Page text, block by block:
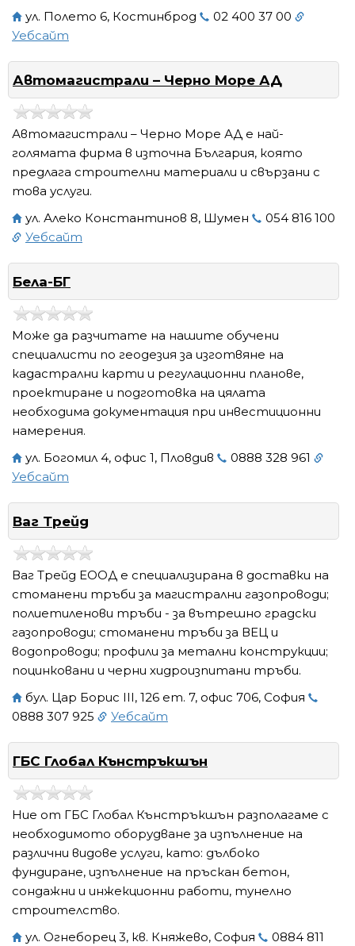
ул. Полето 6, Костинброд
02 400 37 00
Уебсайт
Автомагистрали – Черно Море АД
Автомагистрали – Черно Море АД е най-
голямата фирма в източна България, която
предлага строителни материали и свързани с
това услуги.
ул. Алеко Константинов 8, Шумен
054 816 100
Уебсайт
Бела-БГ
Може да разчитате на нашите обучени
специалисти по геодезия за изготвяне на
кадастрални карти и регулационни планове,
проектиране и подготовка на цялата
необходима документация при инвестиционни
намерения.
ул. Богомил 4, офис 1, Пловдив
0888 328 961
Уебсайт
Ваг Трейд
Ваг Трейд ЕООД е специализирана в доставки на
стоманени тръби за магистрални газопроводи;
полиетиленови тръби - за вътрешно градски
газопроводи; стоманени тръби за ВЕЦ и
водопроводи; профили за метални конструкции;
поцинковани и черни хидроизпитани тръби.
бул. Цар Борис III, 126 ет. 7, офис 706, София
0888 307 925
Уебсайт
ГБС Глобал Кънстръкшън
Ние от ГБС Глобал Кънстръкшън разполагаме с
необходимото оборудване за изпълнение на
различни видове услуги, като: дълбоко
фундиране, изпълнение на пръскан бетон,
сондажни и инжекционни работи, тунелно
строителство.
ул. Огнеборец 3, кв. Княжево, София
0884 811